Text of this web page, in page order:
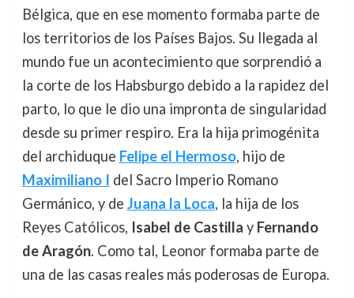
Bélgica, que en ese momento formaba parte de
los territorios de los Países Bajos. Su llegada al
mundo fue un acontecimiento que sorprendió a
la corte de los Habsburgo debido a la rapidez del
parto, lo que le dio una impronta de singularidad
desde su primer respiro. Era la hija primogénita
del archiduque Felipe el Hermoso, hijo de
Maximiliano I del Sacro Imperio Romano
Germánico, y de Juana la Loca, la hija de los
Reyes Católicos, Isabel de Castilla y Fernando
de Aragón. Como tal, Leonor formaba parte de
una de las casas reales más poderosas de Europa.